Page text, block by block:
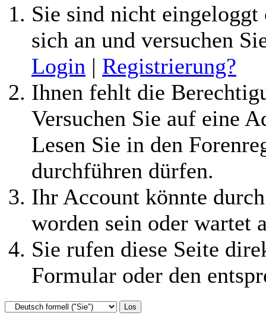
Sie sind nicht
sich an und versuchen
Login | Registrierung?
Ihnen fehlt die
Versuchen Sie auf eine
Lesen Sie in den
durchführen dürfen.
Ihr Account könnte
worden sein oder wartet
Sie rufen diese Seite
Formular oder den